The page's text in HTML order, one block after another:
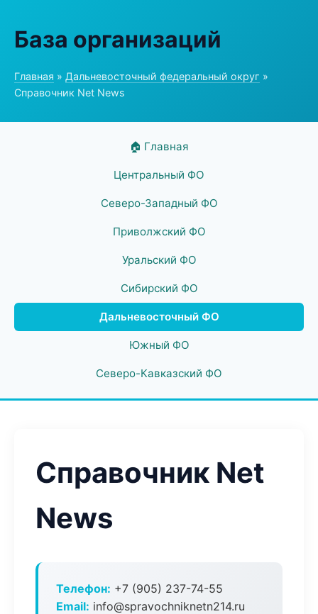
База организаций
Главная » Дальневосточный федеральный округ »
Справочник Net News
🏠 Главная
Центральный ФО
Северо-Западный ФО
Приволжский ФО
Уральский ФО
Сибирский ФО
Дальневосточный ФО
Южный ФО
Северо-Кавказский ФО
Справочник Net
News
Телефон: +7 (905) 237-74-55
Email: info@spravochniknetn214.ru